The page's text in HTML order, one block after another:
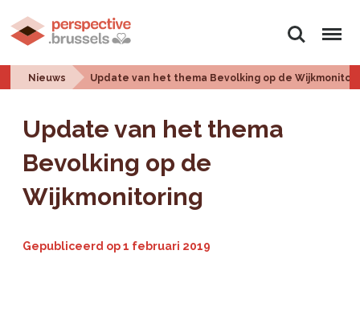
Zoeken Menu
Nieuws Update van het thema Bevolking op de
Update van het thema
Bevolking op de
Wijkmonitoring
Gepubliceerd op1 februari 2019